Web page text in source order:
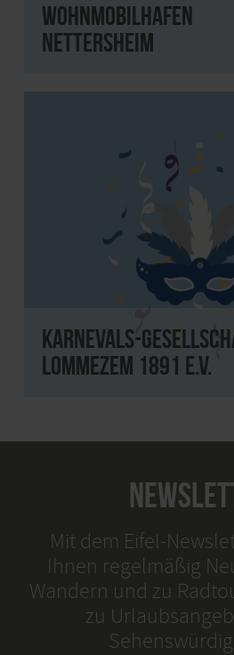
Wohnmobilhafen
Nettersheim
Karnevals-
Lommezem 1891 e.V.
Mit dem Eifel-
Ihnen regelmäßig
Wandern und zu
zu